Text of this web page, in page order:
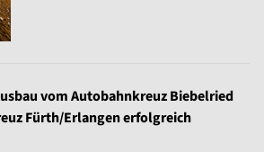
vom Autobahnkreuz Biebelried
Fürth/Erlangen erfolgreich